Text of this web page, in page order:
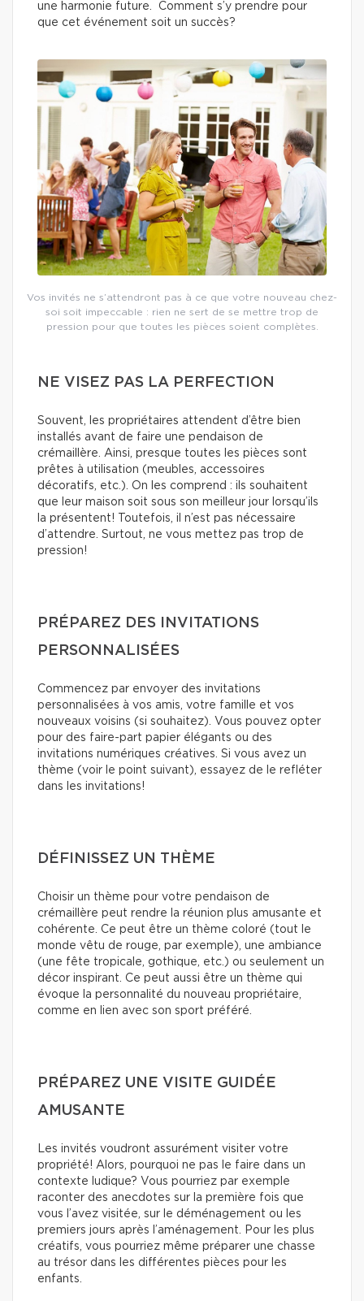
une harmonie future. Comment s’y prendre pour
que cet événement soit un succès?
Vos invités ne s’attendront pas à ce que votre nouveau chez-
soi soit impeccable : rien ne sert de se mettre trop de
pression pour que toutes les pièces soient complètes.
NE VISEZ PAS LA PERFECTION
Souvent, les propriétaires attendent d’être bien
installés avant de faire une pendaison de
crémaillère. Ainsi, presque toutes les pièces sont
prêtes à utilisation (meubles, accessoires
décoratifs, etc.). On les comprend : ils souhaitent
que leur maison soit sous son meilleur jour lorsqu’ils
la présentent! Toutefois, il n’est pas nécessaire
d’attendre. Surtout, ne vous mettez pas trop de
pression!
PRÉPAREZ DES INVITATIONS
PERSONNALISÉES
Commencez par envoyer des invitations
personnalisées à vos amis, votre famille et vos
nouveaux voisins (si souhaitez). Vous pouvez opter
pour des faire-part papier élégants ou des
invitations numériques créatives. Si vous avez un
thème (voir le point suivant), essayez de le refléter
dans les invitations!
DÉFINISSEZ UN THÈME
Choisir un thème pour votre pendaison de
crémaillère peut rendre la réunion plus amusante et
cohérente. Ce peut être un thème coloré (tout le
monde vêtu de rouge, par exemple), une ambiance
(une fête tropicale, gothique, etc.) ou seulement un
décor inspirant. Ce peut aussi être un thème qui
évoque la personnalité du nouveau propriétaire,
comme en lien avec son sport préféré.
PRÉPAREZ UNE VISITE GUIDÉE
AMUSANTE
Les invités voudront assurément visiter votre
propriété! Alors, pourquoi ne pas le faire dans un
contexte ludique? Vous pourriez par exemple
raconter des anecdotes sur la première fois que
vous l’avez visitée, sur le déménagement ou les
premiers jours après l’aménagement. Pour les plus
créatifs, vous pourriez même préparer une chasse
au trésor dans les différentes pièces pour les
enfants.